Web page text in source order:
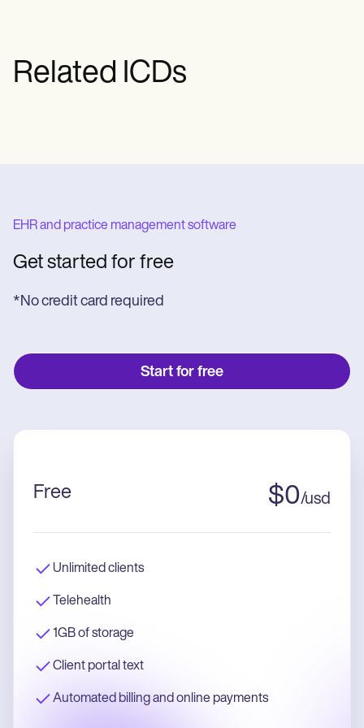
Related ICDs
EHR and practice management software
Get started for free
*No credit card required
Start for free
Free $0/usd
Unlimited clients
Telehealth
1GB of storage
Client portal text
Automated billing and online payments